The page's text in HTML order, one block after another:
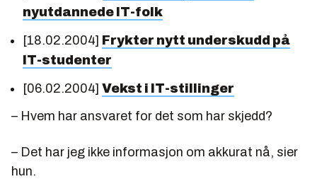
nyutdannede IT-folk
[18.02.2004] Frykter nytt underskudd på
IT-studenter
[06.02.2004] Vekst i IT-stillinger
– Hvem har ansvaret for det som har skjedd?
– Det har jeg ikke informasjon om akkurat nå, sier
hun.